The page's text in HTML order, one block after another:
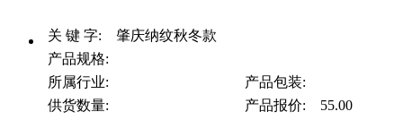
关 键 字: 肇庆纳纹秋冬款
产品规格:
所属行业:
产品包装:
供货数量:
产品报价: 55.00